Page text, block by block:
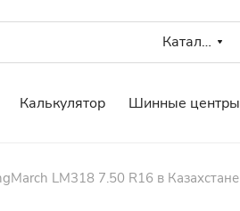
Каталог
Калькулятор Шинные центры
LM318 7.50 R16 в Казахстане